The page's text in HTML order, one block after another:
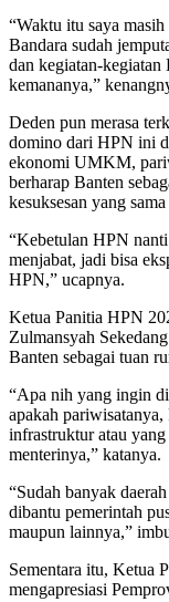
“Waktu itu saya
Bandara sudah
dan kegiatan-
kemananya,”
Deden pun merasa
domino dari HPN ini
ekonomi UMKM,
berharap Banten
kesuksesan yang
“Kebetulan HPN
menjabat, jadi bisa
HPN,” ucapnya.
Ketua Panitia HPN
Zulmansyah
Banten sebagai tuan
“Apa nih yang ingin
apakah
infrastruktur atau
menterinya,” katanya.
“Sudah banyak
dibantu pemerintah
maupun lainnya,”
Sementara itu, Ketua
mengapresiasi